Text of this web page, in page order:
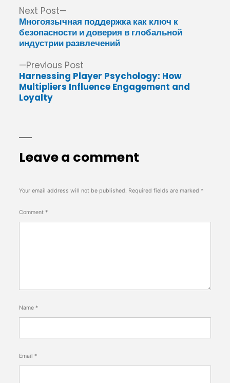
Post
navigation
Previous Post
post:
Harnessing Player Psychology: How
Multipliers Influence Engagement and
Loyalty
Next Post
post:
Многоязычная поддержка как ключ к
безопасности и доверия в глобальной
индустрии развлечений
Leave a comment
Your email address will not be published. Required fields are marked *
Comment *
Name *
Email *